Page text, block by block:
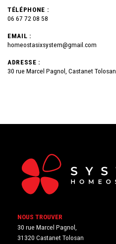
TÉLÉPHONE :
06 67 72 08 58
EMAIL :
homeostasixsystem@gmail.com
ADRESSE :
30 rue Marcel Pagnol, Castanet Tolosan
NOUS TROUVER
30 rue Marcel Pagnol,
31320 Castanet Tolosan